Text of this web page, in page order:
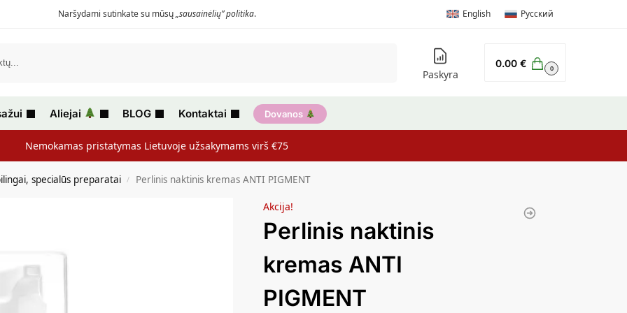
Naršydami sutinkate su mūsų„sausainėlių” politika. English Русский
Paskyra
0.00 € 0
Aliejai BLOG Kontaktai Dovanos
Nemokamas pristatymas Lietuvoje užsakymams virš €75
specialūs preparatai / Perlinis naktinis kremas ANTI PIGMENT
Akcija!
Perlinis naktinis
kremas ANTI
PIGMENT